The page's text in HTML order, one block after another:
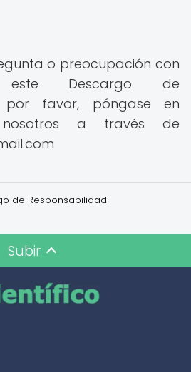
o preocupación con
Descargo de
por favor, póngase en
a través de
de Responsabilidad
Subir